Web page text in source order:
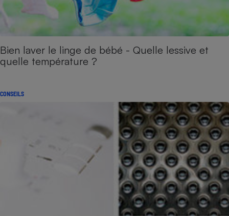
Bien laver le linge de bébé - Quelle lessive et
quelle température ?
CONSEILS